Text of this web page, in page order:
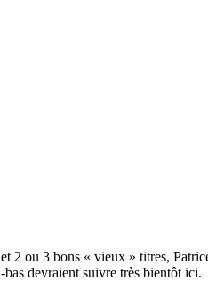
ou 3 bons « vieux » titres,
devraient suivre très bientôt ici.